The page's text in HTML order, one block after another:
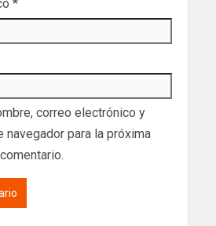
*
correo electrónico y
para la próxima